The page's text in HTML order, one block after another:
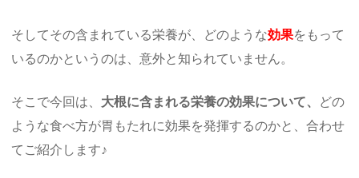
そしてその含まれている栄養が、どのような効果をもって
いるのかというのは、意外と知られていません。
そこで今回は、 大根に含まれる栄養の効果について、 どの
ような食べ方が胃もたれに効果を発揮するのかと、合わせ
てご紹介します♪